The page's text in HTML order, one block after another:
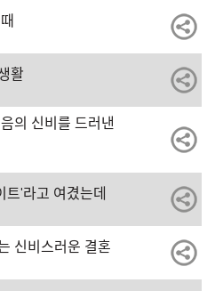
신비를 드러낸
여겼는데
신비스러운 결혼